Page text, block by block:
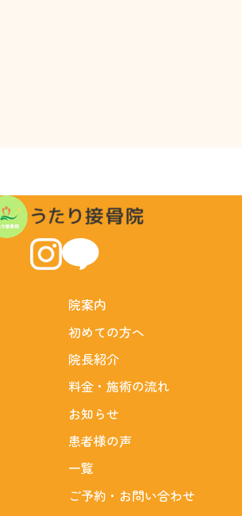
院案内
初めての方へ
院長紹介
料金・施術の流れ
お知らせ
患者様の声
一覧
ご予約・お問い合わせ